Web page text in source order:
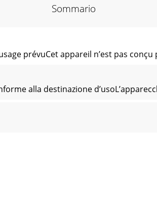
Sommario
prévuCet appareil n’est pas
alla destinazione